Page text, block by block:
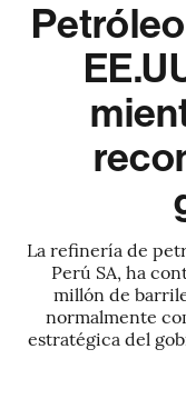
La refinería de
Perú SA, ha
millón de
normalmente
estratégica del